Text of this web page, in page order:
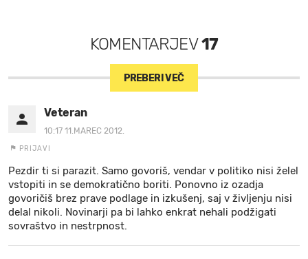
KOMENTARJEV17
PREBERI VEČ
Veteran
10:17 11.MAREC 2012.
PRIJAVI
Pezdir ti si parazit. Samo govoriš, vendar v politiko nisi želel
vstopiti in se demokratično boriti. Ponovno iz ozadja
govoričiš brez prave podlage in izkušenj, saj v življenju nisi
delal nikoli. Novinarji pa bi lahko enkrat nehali podžigati
sovraštvo in nestrpnost.